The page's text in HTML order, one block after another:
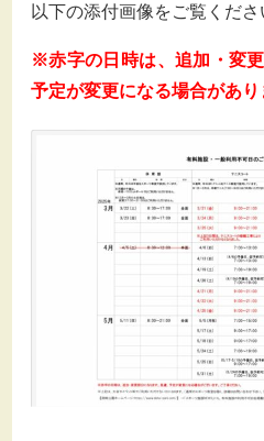
以下の添付画像をご覧くださ
※赤字の日時は、追加・変
予定が変更になる場合があり